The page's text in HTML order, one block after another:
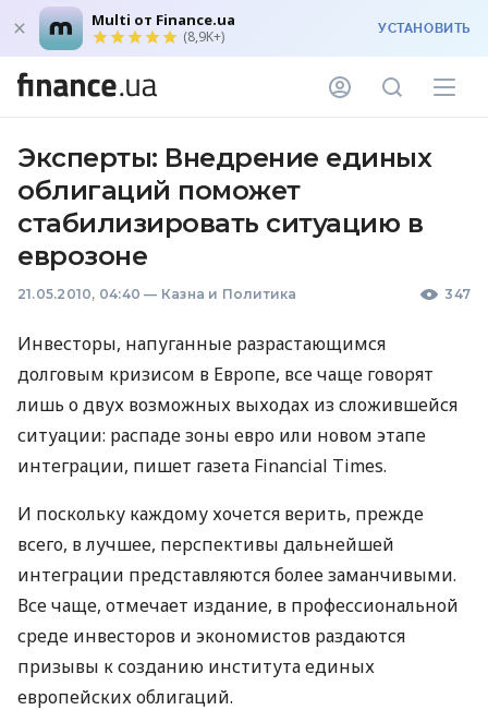
Multi от Finance.ua
(8,9K+) УСТАНОВИТЬ
Эксперты: Внедрение единых
облигаций поможет
стабилизировать ситуацию в
еврозоне
21.05.2010, 04:40 — Казна и Политика 347
Инвесторы, напуганные разрастающимся
долговым кризисом в Европе, все чаще говорят
лишь о двух возможных выходах из сложившейся
ситуации: распаде зоны евро или новом этапе
интеграции, пишет газета Financial Times.
И поскольку каждому хочется верить, прежде
всего, в лучшее, перспективы дальнейшей
интеграции представляются более заманчивыми.
Все чаще, отмечает издание, в профессиональной
среде инвесторов и экономистов раздаются
призывы к созданию института единых
европейских облигаций.